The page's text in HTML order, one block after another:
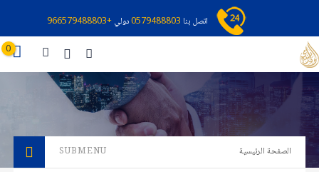
اتصل بنا 0579488803دولي+966579488803
0
الصفحة الرئيسية SUBMENU